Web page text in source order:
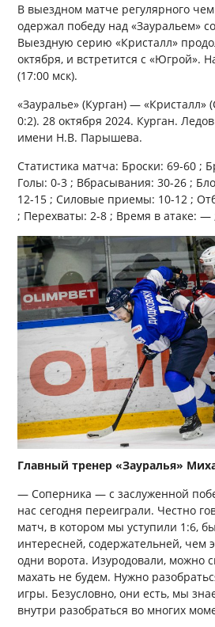
В выездном матче регулярного
одержал победу над «Зауральем»
Выездную серию «Кристалл»
октября, и встретится с «Югрой».
(17:00 мск).
«Зауралье» (Курган) — «Кристалл»
0:2). 28 октября 2024. Курган.
имени Н.В. Парышева.
Статистика матча: Броски: 69-60 ;
Голы: 0-3 ; Вбрасывания: 30-26 ;
12-15 ; Силовые приемы: 10-12 ;
; Перехваты: 2-8 ; Время в атаке:
Главный тренер «Зауралья»
— Соперника — с заслуженной
нас сегодня переиграли. Честно
матч, в котором мы уступили 1:6,
интересней, содержательней, чем
одни ворота. Изуродовали, можно
махать не будем. Нужно
игры. Безусловно, они есть, мы
внутри разобраться во многих